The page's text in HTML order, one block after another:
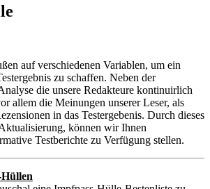
auf verschiedenen Variablen, um ein
zu schaffen. Neben der
die unsere Redakteure kontinuirlich
allem die Meinungen unserer Leser, als
in das Testergebenis. Durch dieses
können wir Ihnen
Testberichte zu Verfügung stellen.